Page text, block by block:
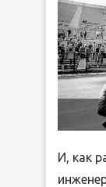
И, как